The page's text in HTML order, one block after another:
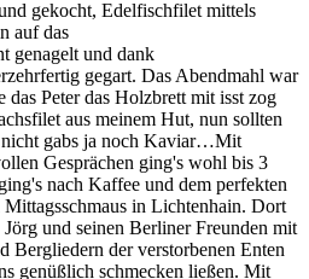
gekocht, Edelfischfilet mittels
auf das
genagelt und dank
gegart. Das Abendmahl war
das Peter das Holzbrett mit isst zog
aus meinem Hut, nun sollten
nicht gabs ja noch Kaviar…Mit
Gesprächen ging's wohl bis 3
nach Kaffee und dem perfekten
in Lichtenhain. Dort
und seinen Berliner Freunden mit
Bergliedern der verstorbenen Enten
genüßlich schmecken ließen. Mit